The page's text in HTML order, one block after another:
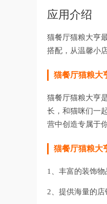
应用介绍
猫餐厅猫粮大亨
搭配，从温馨小
猫餐厅猫粮大
猫餐厅猫粮大亨
长，和猫咪们一
营中创造专属于
猫餐厅猫粮大
1、丰富的装饰
2、提供海量的